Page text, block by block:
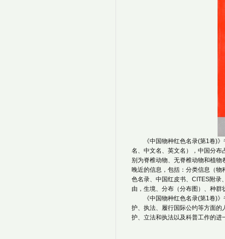
《中国物种红色名录(第1卷)
名、中文名、英文名），中国分
别为脊椎动物、无脊椎动物和植
晚近的信息，包括：分类信息（
色名录、中国红皮书、CITES附录
由，生境、分布（分布图）、种
《中国物种红色名录(第1卷)
护、执法、履行国际公约等方面
护、立法和执法以及科普工作的进